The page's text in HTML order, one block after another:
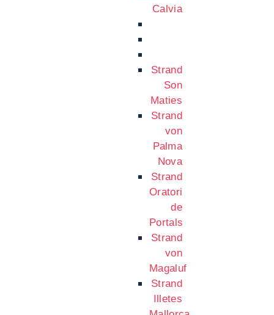
Calvia
Strand
Son
Maties
Strand
von
Palma
Nova
Strand
Oratori
de
Portals
Strand
von
Magaluf
Strand
Illetes